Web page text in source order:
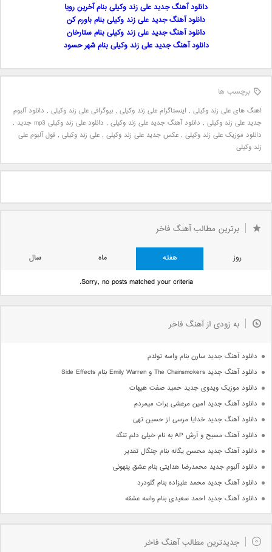
دانلود آهنگ جدید علی زند وکیلی بنام آخرین رویا
دانلود آهنگ جدید علی زند وکیلی بنام باورم کن
دانلود آهنگ جدید علی زند وکیلی بنام ستارخان
دانلود آهنگ جدید علی زند وکیلی بنام شهر حسود
برچسب ها
اهنگ های علی زند وکیلی , اینستاگرام علی زند وکیلی , بیوگرافی علی زند وکیلی , دانلود آلبوم
جدید علی زند وکیلی , دانلود آهنگ جدید علی زند وکیلی , دانلود علی زند وکیلی mp3 جدید
,
دانلود موزیک علی زند وکیلی , عکس جدید علی زند وکیلی , علی زند وکیلی , فول آلبوم علی
زند وکیلی
برترین مطالب آهنگ فاخر
روز هفته ماه
سال
Sorry, no posts matched your criteria.
به زودی از آهنگ فاخر
دانلود آهنگ جدید سارن بنام واسه تولدم
دانلود آهنگ جدید The Chainsmokers و Emily Warren بنام Side Effects
دانلود موزیک ویدوی جدید حمید صفت هیهات
دانلود آهنگ جدید امین مرعشی برات میمردم
دانلود آهنگ جدید خدایا مرسی از حسین تهی
دانلود آهنگ مسیح و آرش AP به نام خیلی دلم تنگه
دانلود آهنگ جدید محسن یگانه بنام چنگال تقدیر
دانلود آلبوم جدید محمدرضا هدایتی بنام عشق پنهونی
دانلود آهنگ جدید محمد علیزاده بنام گلودرد
دانلود آهنگ جدید احمد سعیدی بنام واسه عشقه
جدیدترین مطالب آهنگ فاخر